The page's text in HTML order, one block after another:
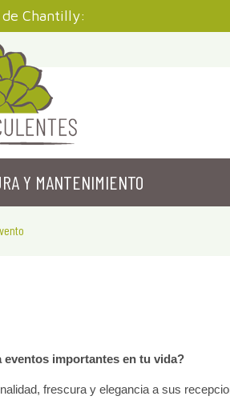
Chantilly:
Y MANTENIMIENTO
importantes en tu vida?
frescura y elegancia a sus